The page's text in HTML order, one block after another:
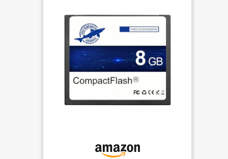
efficacement la lumière.L'utilisation d'un chiffon
doux blanc garantit que votre éclairage est à la
fois doux et uniformément réparti pour des
résultats époustouflants. [CONSTRUCTION
DURABLE] Construite pour durer, la jambe de
force entièrement métallique offre durabilité et
résilience, conçue pour maintenir la forme requise
pour des performances optimales.Parfait pour les
photographes professionnels recherchant la
qualité et la fiabilité de leur équipement.
[UTILISATION POLYVALENTE] Des séances de mode
à la photographie de produits, cette softbox